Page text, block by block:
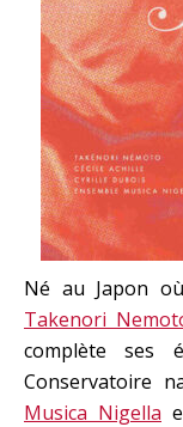
Né au Japon
Takenori
complète ses
Conservatoire
Musica Nigella